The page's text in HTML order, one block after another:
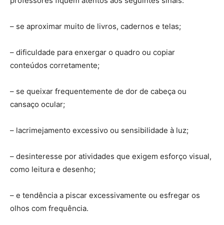
– se aproximar muito de livros, cadernos e telas;
– dificuldade para enxergar o quadro ou copiar
conteúdos corretamente;
– se queixar frequentemente de dor de cabeça ou
cansaço ocular;
– lacrimejamento excessivo ou sensibilidade à luz;
– desinteresse por atividades que exigem esforço visual,
como leitura e desenho;
– e tendência a piscar excessivamente ou esfregar os
olhos com frequência.